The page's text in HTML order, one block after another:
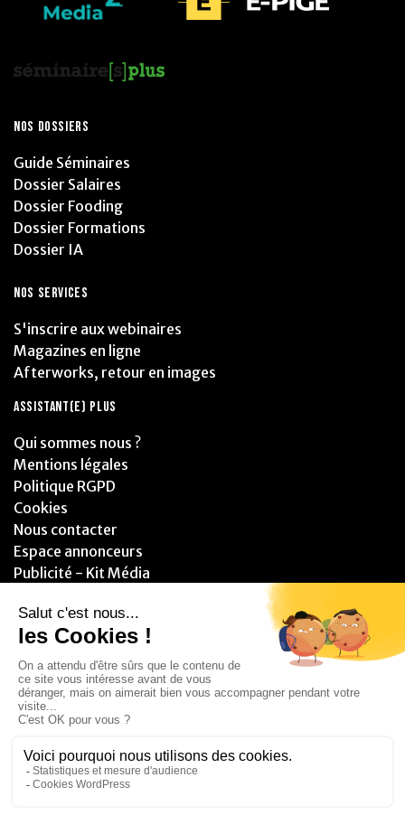
NOS DOSSIERS
Guide Séminaires
Dossier Salaires
Dossier Fooding
Dossier Formations
Dossier IA
NOS SERVICES
S'inscrire aux webinaires
Magazines en ligne
Afterworks, retour en images
ASSISTANT(E) PLUS
Qui sommes nous ?
Mentions légales
Politique RGPD
Cookies
Nous contacter
Espace annonceurs
Publicité - Kit Média
PARTENAIRES